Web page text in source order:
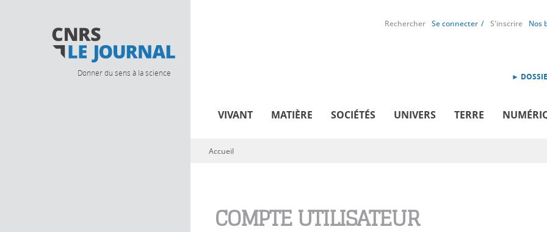
Donner du sens à la science
Rechercher Se connecter S'inscrire Nos
►
VIVANT MATIÈRE SOCIÉTÉS UNIVERS TERRE
Vous êtes ici
Accueil
COMPTE UTILISATEUR